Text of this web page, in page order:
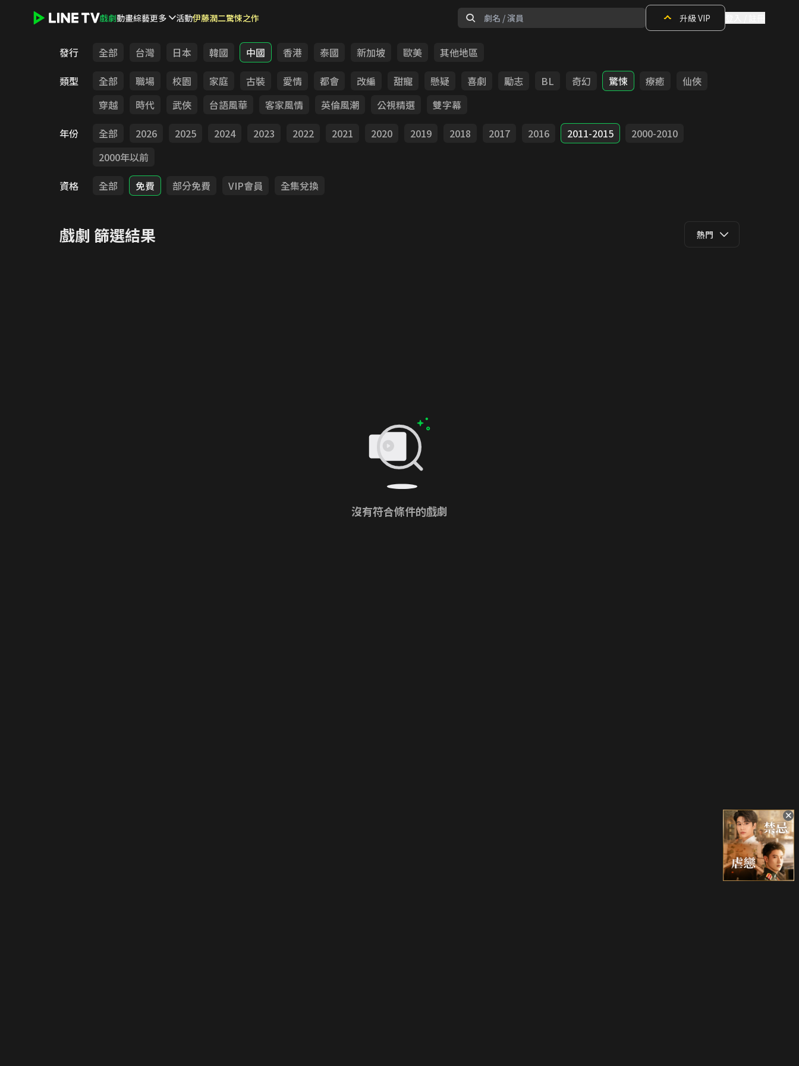
戲劇動畫綜藝更多 活動伊藤潤二驚悚之作 升級 VIP
發行 全部 台灣 日本 韓國 中國 香港 泰國 新加坡 歐美
其他地區
類型
全部 職場 校園 家庭 古裝 愛情 都會 改編 甜寵 懸疑 喜劇 勵志 BL 奇幻 驚悚 療癒
仙俠
穿越
時代 武俠 台語風華 客家風情 英倫風潮 公視精選
雙字幕
年份
全部 2026 2025 2024 2023 2022 2021 2020 2019 2018 2017 2016 2011-2015
2000-2010
2000年以前
資格
全部 免費 部分免費 VIP會員 全集兌換
戲劇 篩選結果 熱門
沒有符合條件的戲劇